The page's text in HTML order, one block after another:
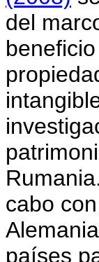
del
cabo
países